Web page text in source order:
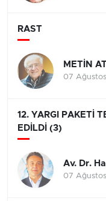
RAST
METİN
07
12. YARGI PAKETİ
EDİLDİ (3)
Av. Dr.
07